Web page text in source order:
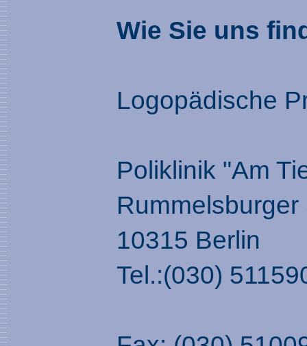
Wie Sie uns
Logopädische
Poliklinik "Am
Rummelsburger
10315 Berlin
Tel.:(030)